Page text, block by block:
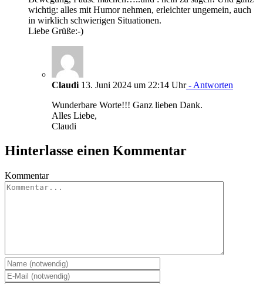
wichtig: alles mit Humor nehmen, erleichter ungemein, auch
in wirklich schwierigen Situationen.
Liebe Grüße:-)
Claudi 13. Juni 2024 um 22:14 Uhr- Antworten
Wunderbare Worte!!! Ganz lieben Dank.
Alles Liebe,
Claudi
Hinterlasse einen Kommentar
Kommentar